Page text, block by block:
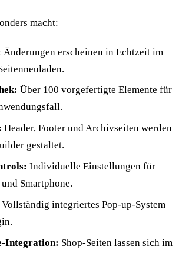
macht:
Änderungen erscheinen in Echtzeit im
Über 100 vorgefertigte Elemente für
Header, Footer und Archivseiten werden
gestaltet.
Individuelle Einstellungen für
Smartphone.
Vollständig integriertes Pop-up-System
Integration: Shop-Seiten lassen sich im